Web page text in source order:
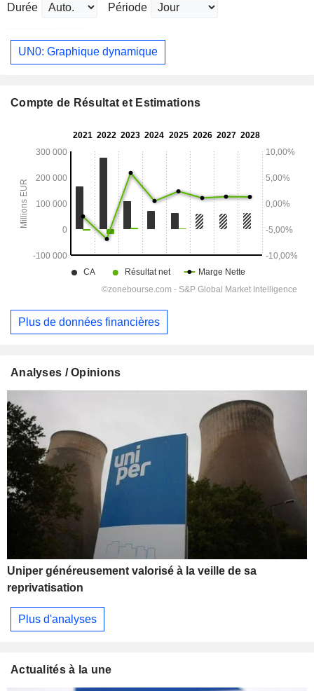
Durée Période
UN0: Graphique dynamique
Compte de Résultat et Estimations
Plus de données financières
Analyses / Opinions
Uniper généreusement valorisé à la veille de sa
reprivatisation
Plus d'analyses
Actualités à la une